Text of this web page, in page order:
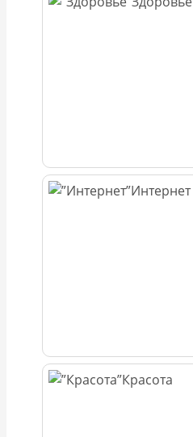
Интернет
Красота